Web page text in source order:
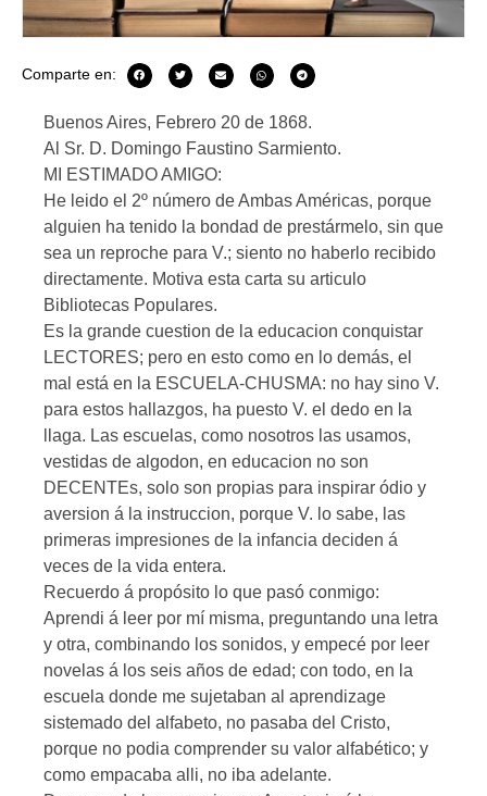
Comparte en:
Buenos Aires, Febrero 20 de 1868.
Al Sr. D. Domingo Faustino Sarmiento.
MI ESTIMADO AMIGO:
He leido el 2º número de Ambas Américas, porque
alguien ha tenido la bondad de prestármelo, sin que
sea un reproche para V.; siento no haberlo recibido
directamente. Motiva esta carta su articulo
Bibliotecas Populares.
Es la grande cuestion de la educacion conquistar
LECTORES; pero en esto como en lo demás, el
mal está en la ESCUELA-CHUSMA: no hay sino V.
para estos hallazgos, ha puesto V. el dedo en la
llaga. Las escuelas, como nosotros las usamos,
vestidas de algodon, en educacion no son
DECENTEs, solo son propias para inspirar ódio y
aversion á la instruccion, porque V. lo sabe, las
primeras impresiones de la infancia deciden á
veces de la vida entera.
Recuerdo á propósito lo que pasó conmigo:
Aprendi á leer por mí misma, preguntando una letra
y otra, combinando los sonidos, y empecé por leer
novelas á los seis años de edad; con todo, en la
escuela donde me sujetaban al aprendizage
sistemado del alfabeto, no pasaba del Cristo,
porque no podia comprender su valor alfabético; y
como empacaba alli, no iba adelante.